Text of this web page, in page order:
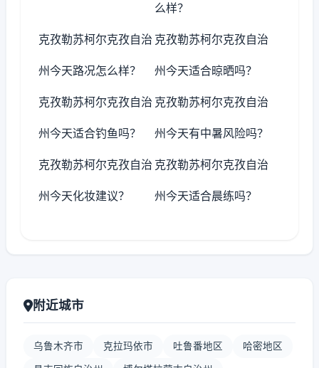
么样？
克孜勒苏柯尔克孜自治
州今天路况怎么样？
克孜勒苏柯尔克孜自治
州今天适合晾晒吗？
克孜勒苏柯尔克孜自治
州今天适合钓鱼吗？
克孜勒苏柯尔克孜自治
州今天有中暑风险吗？
克孜勒苏柯尔克孜自治
州今天化妆建议？
克孜勒苏柯尔克孜自治
州今天适合晨练吗？
附近城市
乌鲁木齐市 克拉玛依市 吐鲁番地区 哈密地区